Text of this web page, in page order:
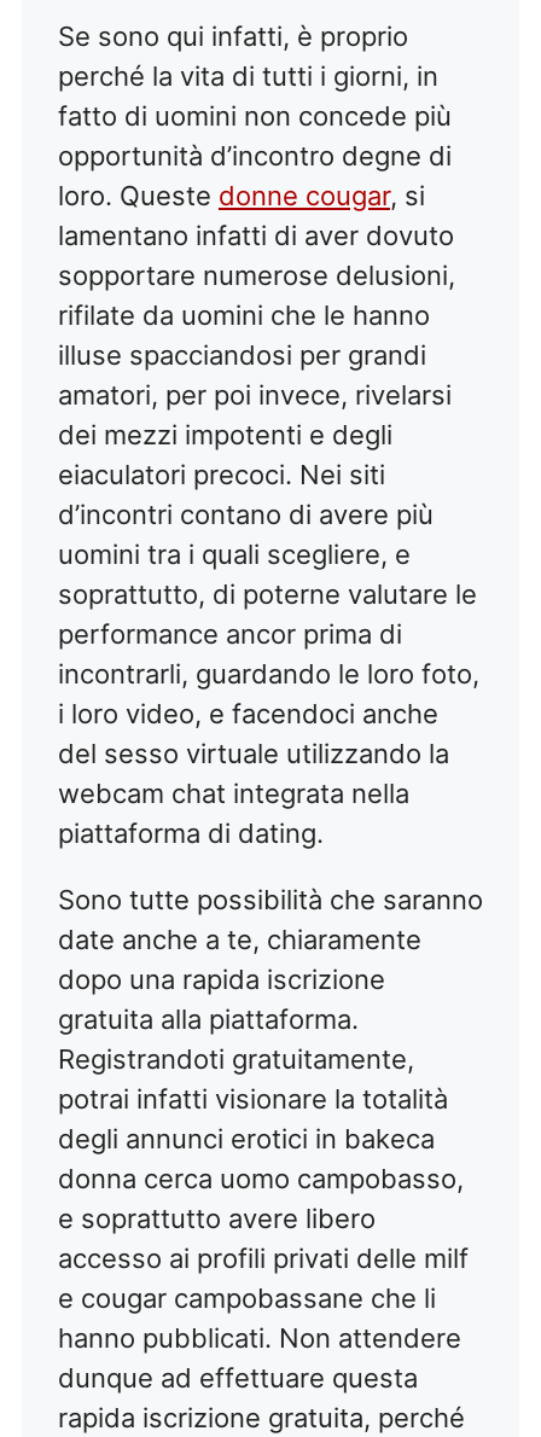
Se sono qui infatti, è proprio
perché la vita di tutti i giorni, in
fatto di uomini non concede più
opportunità d’incontro degne di
loro. Queste donne cougar, si
lamentano infatti di aver dovuto
sopportare numerose delusioni,
rifilate da uomini che le hanno
illuse spacciandosi per grandi
amatori, per poi invece, rivelarsi
dei mezzi impotenti e degli
eiaculatori precoci. Nei siti
d’incontri contano di avere più
uomini tra i quali scegliere, e
soprattutto, di poterne valutare le
performance ancor prima di
incontrarli, guardando le loro foto,
i loro video, e facendoci anche
del sesso virtuale utilizzando la
webcam chat integrata nella
piattaforma di dating.
Sono tutte possibilità che saranno
date anche a te, chiaramente
dopo una rapida iscrizione
gratuita alla piattaforma.
Registrandoti gratuitamente,
potrai infatti visionare la totalità
degli annunci erotici in bakeca
donna cerca uomo campobasso,
e soprattutto avere libero
accesso ai profili privati delle milf
e cougar campobassane che li
hanno pubblicati. Non attendere
dunque ad effettuare questa
rapida iscrizione gratuita, perché